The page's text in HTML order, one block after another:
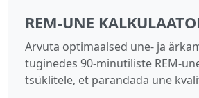
REM-UNE
Arvuta optimaalsed une- ja
tuginedes 90‑minutiliste REM-
tsüklitele, et parandada une